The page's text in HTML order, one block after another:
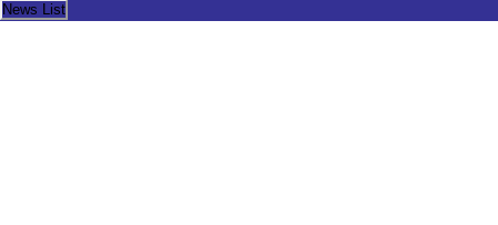
News List